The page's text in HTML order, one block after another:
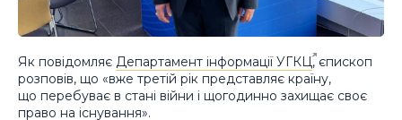
Як повідомляє Департамент інформації УГКЦ, єпископ
розповів, що «вже третій рік представляє країну,
що перебуває в стані війни і щогодинно захищає своє
право на існування».